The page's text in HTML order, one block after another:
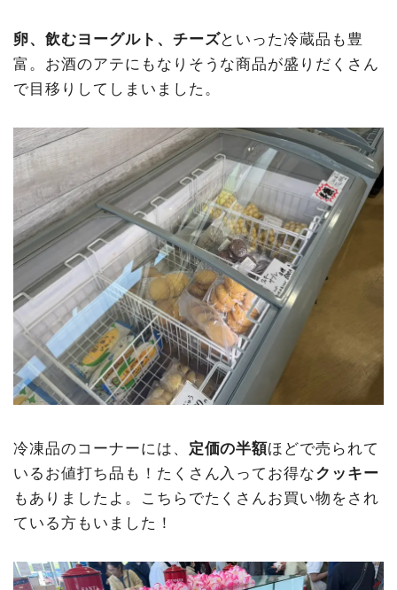
卵、飲むヨーグルト、チーズといった冷蔵品も豊
富。お酒のアテにもなりそうな商品が盛りだくさん
で目移りしてしまいました。
冷凍品のコーナーには、 定価の半額ほどで売られて
いるお値打ち品も！たくさん入ってお得なクッキー
もありましたよ。こちらでたくさんお買い物をされ
ている方もいました！